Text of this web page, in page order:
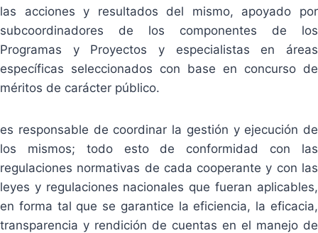
las acciones y resultados del mismo, apoyado por
subcoordinadores de los componentes de los
Programas y Proyectos y especialistas en áreas
específicas seleccionados con base en concurso de
méritos de carácter público.
es responsable de coordinar la gestión y ejecución de
los mismos; todo esto de conformidad con las
regulaciones normativas de cada cooperante y con las
leyes y regulaciones nacionales que fueran aplicables,
en forma tal que se garantice la eficiencia, la eficacia,
transparencia y rendición de cuentas en el manejo de